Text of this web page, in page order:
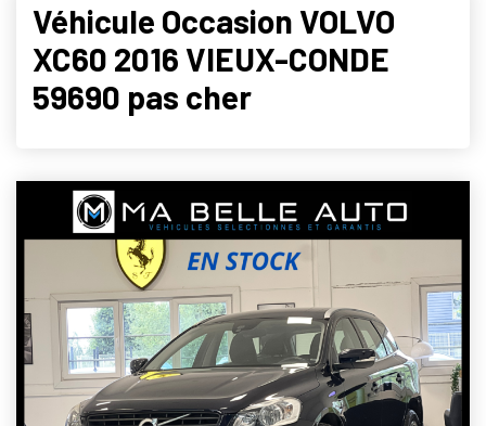
Véhicule Occasion VOLVO
XC60 2016 VIEUX-CONDE
59690 pas cher